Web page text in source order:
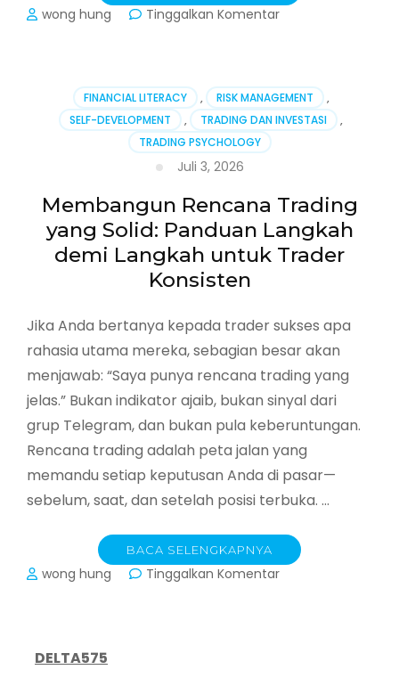
wong hung Tinggalkan Komentarpada
Trading:
Panduan
Praktis
Bertahan
Pasar
FINANCIAL LITERACY , RISK MANAGEMENT
,
SELF-DEVELOPMENT
, TRADING DAN INVESTASI
,
TRADING PSYCHOLOGY
Juli 3, 2026
Membangun Rencana Trading
yang Solid: Panduan Langkah
demi Langkah untuk Trader
Konsisten
Jika Anda bertanya kepada trader sukses apa
rahasia utama mereka, sebagian besar akan
menjawab: “Saya punya rencana trading yang
jelas.” Bukan indikator ajaib, bukan sinyal dari
grup Telegram, dan bukan pula keberuntungan.
Rencana trading adalah peta jalan yang
memandu setiap keputusan Anda di pasar—
sebelum, saat, dan setelah posisi terbuka. …
BACA SELENGKAPNYA
wong hung Tinggalkan Komentarpada
DELTA575